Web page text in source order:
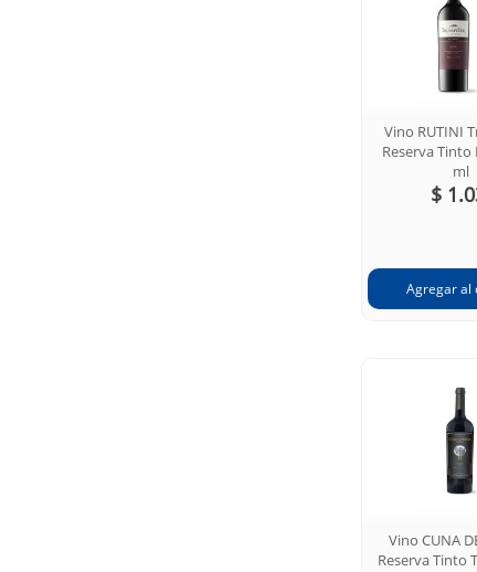
Vino RUTINI
Reserva Tinto
ml
$
Vino CUNA
Reserva Tinto